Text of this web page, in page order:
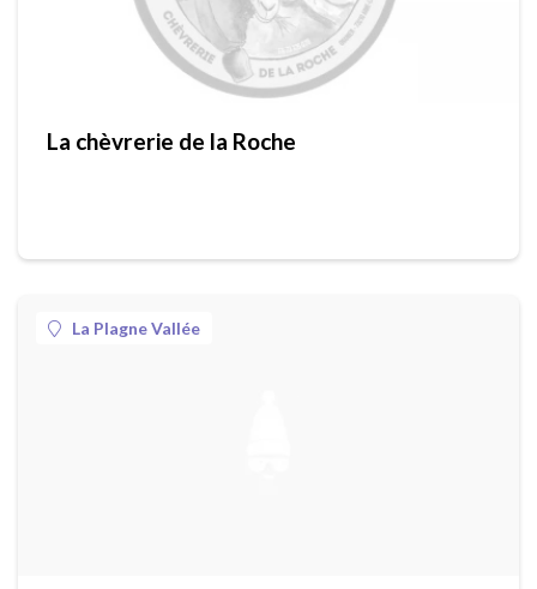
La chèvrerie de la Roche
La Plagne Vallée